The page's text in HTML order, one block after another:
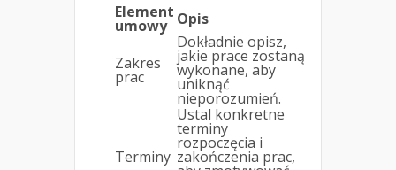
Element
umowy Opis
Zakres
prac
Dokładnie opisz,
jakie prace zostaną
wykonane, aby
uniknąć
nieporozumień.
Terminy
Ustal konkretne
terminy
rozpoczęcia i
zakończenia prac,